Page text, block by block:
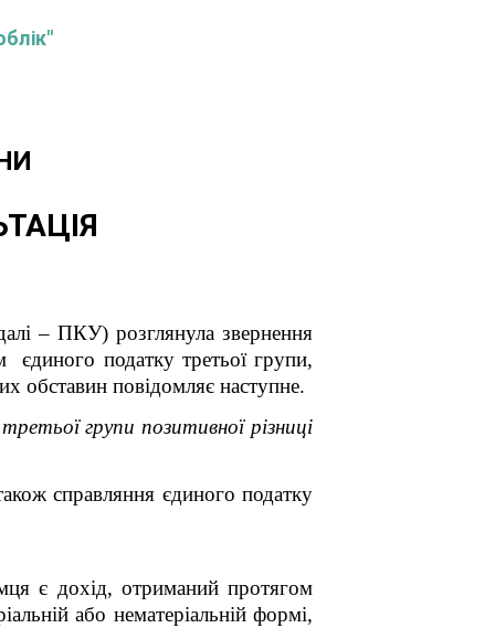
– ПКУ) розглянула звернення
податку третьої групи,
обставин повідомляє наступне.
групи позитивної різниці
справляння єдиного податку
є дохід, отриманий протягом
або нематеріальній формі,